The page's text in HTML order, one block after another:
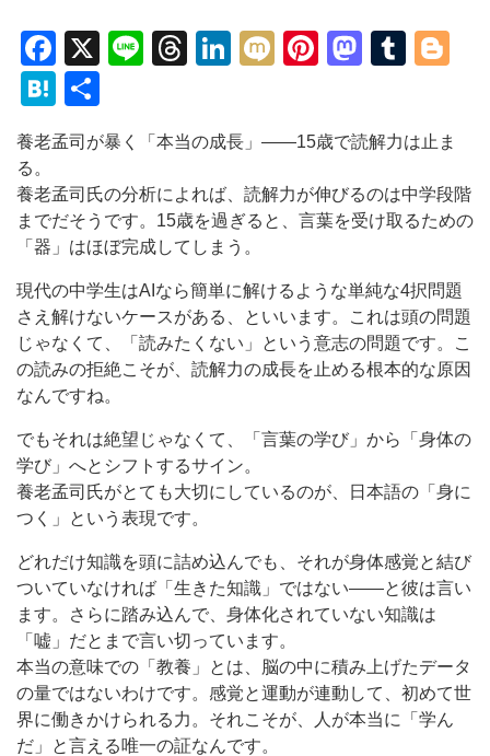
Facebook
X LineThreads
LinkedIn
MixiPinterest
Hatena
有
養老孟司が暴く「本当の成長」——15歳で読解力は止ま
る。
養老孟司氏の分析によれば、読解力が伸びるのは中学段階
までだそうです。15歳を過ぎると、言葉を受け取るための
「器」はほぼ完成してしまう。
現代の中学生はAIなら簡単に解けるような単純な4択問題
さえ解けないケースがある、といいます。これは頭の問題
じゃなくて、「読みたくない」という意志の問題です。こ
の読みの拒絶こそが、読解力の成長を止める根本的な原因
なんですね。
でもそれは絶望じゃなくて、「言葉の学び」から「身体の
学び」へとシフトするサイン。
養老孟司氏がとても大切にしているのが、日本語の「身に
つく」という表現です。
どれだけ知識を頭に詰め込んでも、それが身体感覚と結び
ついていなければ「生きた知識」ではない——と彼は言い
ます。さらに踏み込んで、身体化されていない知識は
「嘘」だとまで言い切っています。
本当の意味での「教養」とは、脳の中に積み上げたデータ
の量ではないわけです。感覚と運動が連動して、初めて世
界に働きかけられる力。それこそが、人が本当に「学ん
だ」と言える唯一の証なんです。